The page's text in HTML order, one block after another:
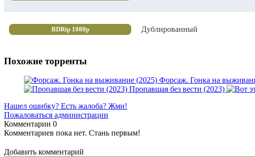
BDRip 1080p Дублированный
Похожие торренты
Форсаж. Гонка на
Пропавшая без вести (2023)
Нашел ошибку? Есть жалоба? Жми!
Пожаловаться администрации
Комментарии 0
Комментариев пока нет. Стань первым!
Добавить комментарий